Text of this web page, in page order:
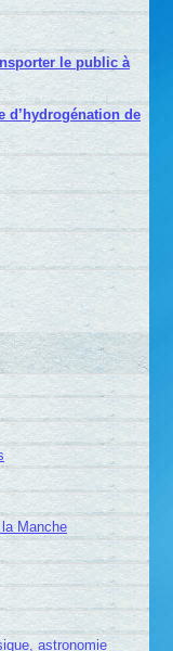
le public à
d’hydrogénation de
Manche
astronomie